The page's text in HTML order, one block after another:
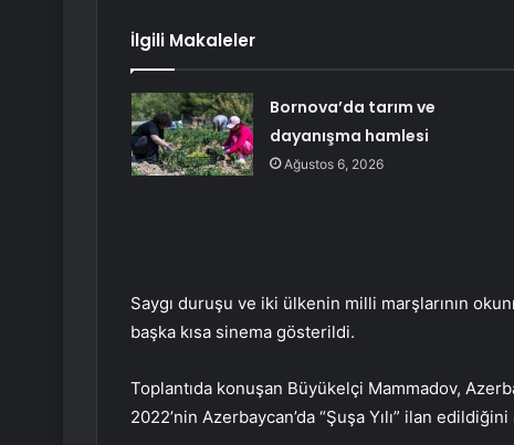
İlgili Makaleler
Bornova’da tarım ve
dayanışma hamlesi
Ağustos 6, 2026
Saygı duruşu ve iki ülkenin milli marşlarının
başka kısa sinema gösterildi.
Toplantıda konuşan Büyükelçi Mammadov,
2022’nin Azerbaycan’da “Şuşa Yılı” ilan edildiğini